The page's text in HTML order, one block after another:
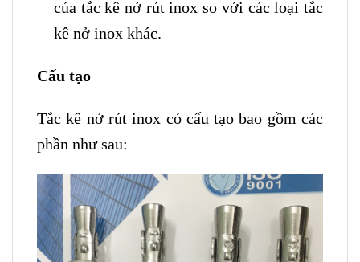
của tắc kê nở rút inox so với các loại tắc
kê nở inox khác.
Cấu tạo
Tắc kê nở rút inox có cấu tạo bao gồm các
phần như sau: